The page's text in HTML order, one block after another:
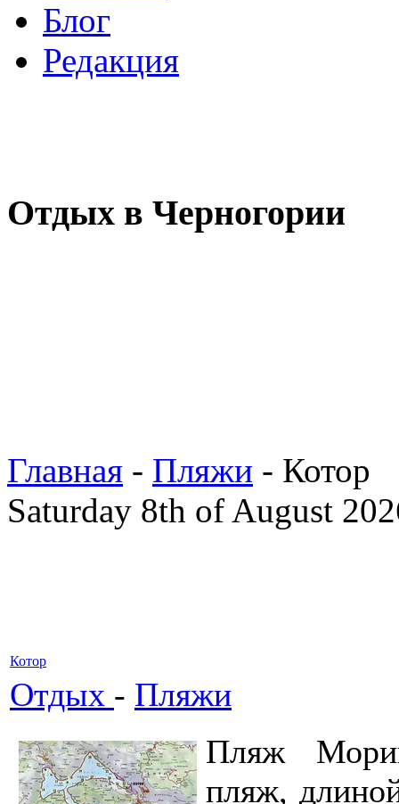
Блог
Редакция
Отдых в Черногории
Главная - Пляжи - Котор
Saturday 8th of August
Котор
Отдых - Пляжи
Пляж
пляж,